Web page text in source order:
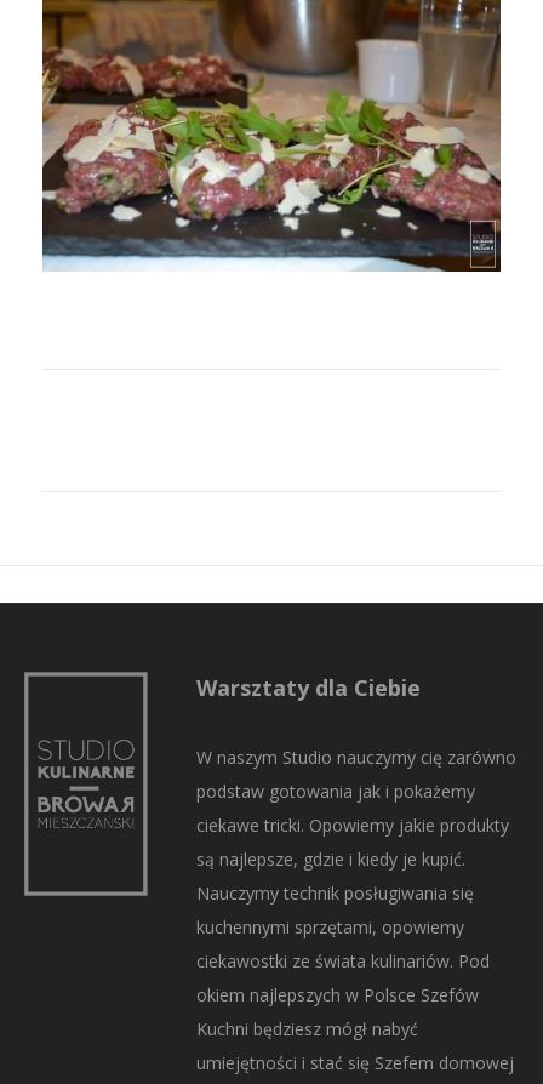
Warsztaty dla Ciebie
W naszym Studio nauczymy cię zarówno
podstaw gotowania jak i pokażemy
ciekawe tricki. Opowiemy jakie produkty
są najlepsze, gdzie i kiedy je kupić.
Nauczymy technik posługiwania się
kuchennymi sprzętami, opowiemy
ciekawostki ze świata kulinariów. Pod
okiem najlepszych w Polsce Szefów
Kuchni będziesz mógł nabyć
umiejętności i stać się Szefem domowej